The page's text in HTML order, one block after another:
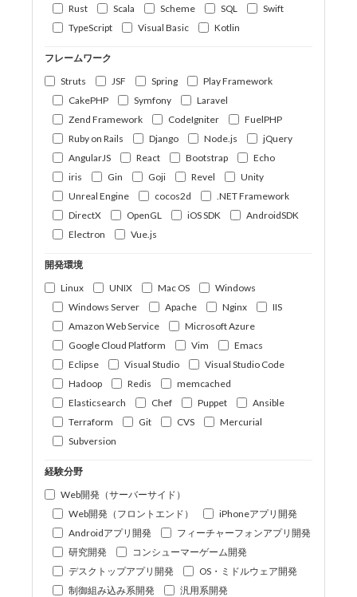
Rust
Scala Scheme SQL
Swift
TypeScript
Visual Basic Kotlin
フレームワーク
Struts
JSF Spring
Play Framework
CakePHP
Symfony
Laravel
Zend Framework
CodeIgniter
FuelPHP
Ruby on Rails
Django Node.js
jQuery
AngularJS
React Bootstrap
Echo
iris
Gin Goji Revel
Unity
Unreal Engine
cocos2d
.NET Framework
DirectX
OpenGL iOS SDK
AndroidSDK
Electron
Vue.js
開発環境
Linux
UNIX Mac OS
Windows
Windows Server
Apache Nginx
IIS
Amazon Web Service
Microsoft Azure
Google Cloud Platform
Vim
Emacs
Eclipse
Visual Studio
Visual Studio Code
Hadoop
Redis
memcached
Elasticsearch
Chef Puppet
Ansible
Terraform
Git CVS
Mercurial
Subversion
経験分野
Web開発（サーバーサイド）
Web開発（フロントエンド）
iPhoneアプリ開発
Androidアプリ開発
フィーチャーフォンアプリ開発
研究開発
コンシューマーゲーム開発
デスクトップアプリ開発
OS・ミドルウェア開発
制御組み込み系開発
汎用系開発